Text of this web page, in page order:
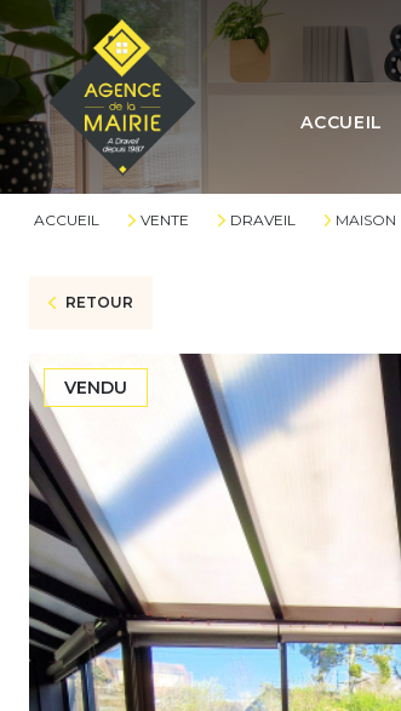
ACCUEIL
ACCUEIL VENTE DRAVEIL MAISON
RETOUR
VENDU